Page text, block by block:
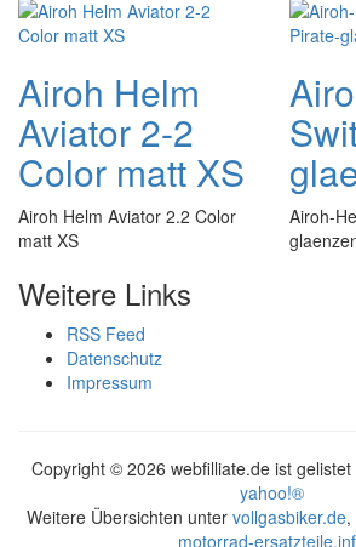
Airoh Helm
Aviator 2-2
Color matt XS
Airoh Helm Aviator 2.2 Color
matt XS
Airoh-
Weitere Links
RSS Feed
Datenschutz
Impressum
Copyright © 2026 webfilliate.de ist gelistet
yahoo!®
Weitere Übersichten unter vollgasbiker.de,
motorrad-